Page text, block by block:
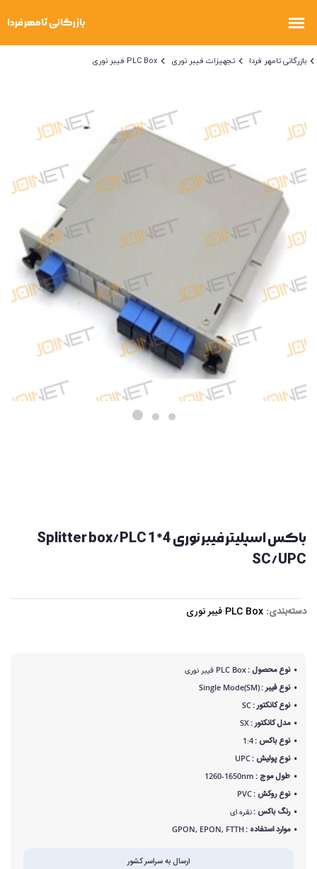
بازرگانی تامهر فردا تجهیزات فیبر نوری PLC Box فیبر نوری
باکس اسپلیتر فیبر نوری Splitter box/PLC 1*4
SC/UPC
دسته‌بندی: PLC Box فیبر نوری
نوع محصول :PLC Box فیبر نوری
نوع فیبر :Single Mode(SM)
نوع کانکتور :SC
مدل کانکتور :SX
نوع باکس :1:4
نوع پولیش :UPC
طول موج :1260-1650nm
نوع روکش :PVC
رنگ باکس :نقره ای
موارد استفاده :GPON, EPON, FTTH
ارسال به سراسر کشور